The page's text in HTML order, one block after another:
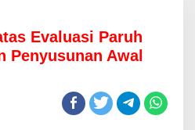
Evaluasi Paruh
Penyusunan Awal